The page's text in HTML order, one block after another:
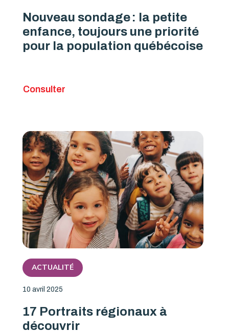
Nouveau sondage : la petite
enfance, toujours une priorité
pour la population québécoise
Consulter
ACTUALITÉ
10 avril 2025
17 Portraits régionaux à
découvrir